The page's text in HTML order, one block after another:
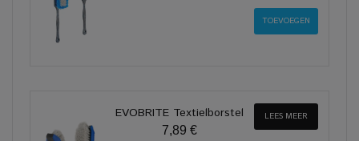
EVOBRITE Textielborstel
7,89 €
LEES MEER